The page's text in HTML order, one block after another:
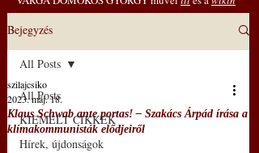
Bejegyzés
All Posts
KIEMELT CIKKEK
Hírek, újdonságok
All Posts
Klaus Schwab ante portas! – Szakács Árpád írása a
klímakommunisták elődjeiről
szilajcsiko
2023. máj. 18.